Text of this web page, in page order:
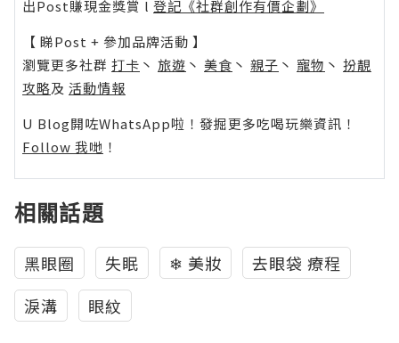
出Post賺現金獎賞 l 登記《社群創作有價企劃》
【 睇Post + 參加品牌活動 】
瀏覽更多社群 打卡 丶 旅遊 丶 美食 丶 親子 丶 寵物 丶 扮靚
攻略及 活動情報
U Blog開咗WhatsApp啦！發掘更多吃喝玩樂資訊！
Follow 我哋 ！
相關話題
黑眼圈 失眠 ❄ 美妝
去眼袋 療程
淚溝
眼紋